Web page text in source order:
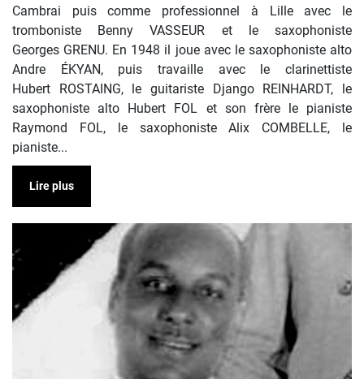
Cambrai puis comme professionnel à Lille avec le
tromboniste Benny VASSEUR et le saxophoniste
Georges GRENU. En 1948 il joue avec le saxophoniste alto
Andre ÉKYAN, puis travaille avec le clarinettiste
Hubert ROSTAING, le guitariste Django REINHARDT, le
saxophoniste alto Hubert FOL et son frère le pianiste
Raymond FOL, le saxophoniste Alix COMBELLE, le
pianiste...
Lire plus